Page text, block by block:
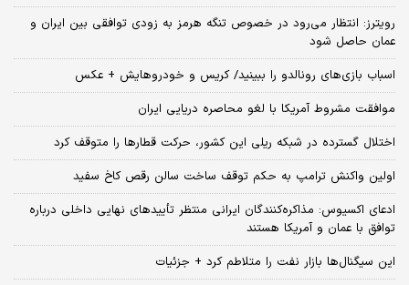
رویترز: انتظار می‌رود در خصوص تنگه هرمز به زودی توافقی بین ایران و
عمان حاصل شود
اسباب‌ بازی‌های رونالدو را ببینید/ کریس و خودروهایش + عکس
موافقت مشروط آمریکا با لغو محاصره دریایی ایران
اختلال گسترده در شبکه ریلی این کشور، حرکت قطارها را متوقف کرد
اولین واکنش ترامپ به حکم توقف ساخت سالن رقص کاخ سفید
ادعای اکسیوس: مذاکره‌کنندگان ایرانی منتظر تأییدهای نهایی داخلی درباره
توافق با عمان و آمریکا هستند
این سیگنال‌ها بازار نفت را متلاطم کرد + جزئیات